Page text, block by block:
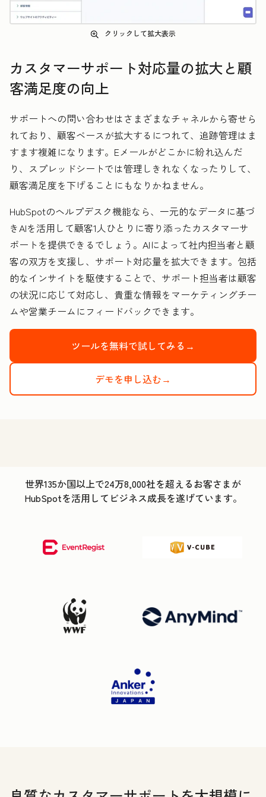
クリックして拡大表示
カスタマーサポート対応量の拡大と顧
客満足度の向上
サポートへの問い合わせはさまざまなチャネルから寄せら
れており、顧客ベースが拡大するにつれて、追跡管理はま
すます複雑になります。Eメールがどこかに紛れ込んだ
り、スプレッドシートでは管理しきれなくなったりして、
顧客満足度を下げることにもなりかねません。
HubSpotのヘルプデスク機能なら、一元的なデータに基づ
きAIを活用して顧客1人ひとりに寄り添ったカスタマーサ
ポートを提供できるでしょう。AIによって社内担当者と顧
客の双方を支援し、サポート対応量を拡大できます。包括
的なインサイトを駆使することで、サポート担当者は顧客
の状況に応じて対応し、貴重な情報をマーケティングチー
ムや営業チームにフィードバックできます。
ツールを無料で試してみる→
デモを申し込む→
世界135か国以上で24万8,000社を超えるお客さまが
HubSpotを活用してビジネス成長を遂げています。